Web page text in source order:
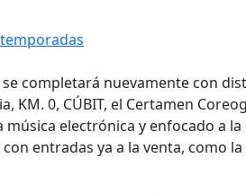
temporadas
completará nuevamente con
KM. 0, CÚBIT, el Certamen
música electrónica y enfocado a
entradas ya a la venta, como